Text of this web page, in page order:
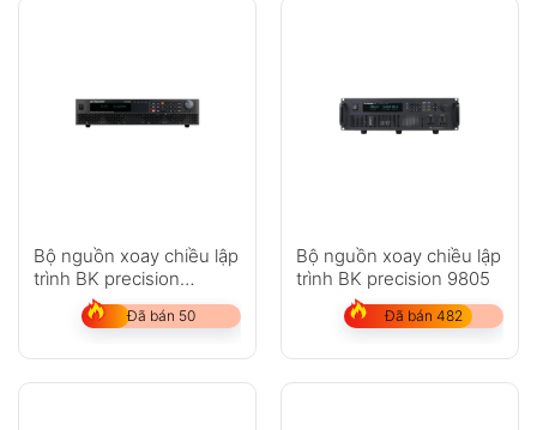
Bộ nguồn xoay chiều lập
trình BK precision
PVS10005
Đã bán 50
Bộ nguồn xoay chiều lập
trình BK precision 9805
Đã bán 482